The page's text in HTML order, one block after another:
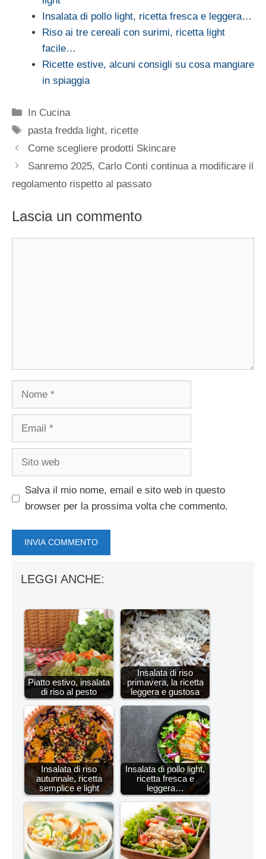
Insalata di pollo light, ricetta fresca e leggera…
Riso ai tre cereali con surimi, ricetta light
facile…
Ricette estive, alcuni consigli su cosa mangiare
in spiaggia
Categorie
In Cucina
Tag
pasta fredda light, ricette
Come scegliere prodotti Skincare
Sanremo 2025, Carlo Conti continua a modificare il
regolamento rispetto al passato
Lascia un commento
Nome
Email
Sito
Salva il mio nome, email e sito web in questo
browser per la prossima volta che commento.
LEGGI ANCHE:
Piatto estivo, insalata
di riso al pesto
Insalata di riso
primavera, la ricetta
leggera e gustosa
Insalata di riso
autunnale, ricetta
semplice e light
Insalata di pollo light,
ricetta fresca e
leggera…